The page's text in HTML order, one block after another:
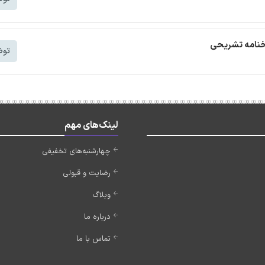
لینک‌های مهم
چهارشنبه‌های تخفیفی
رضایت و قبولی
وبلاگ
درباره ما
تماس با ما